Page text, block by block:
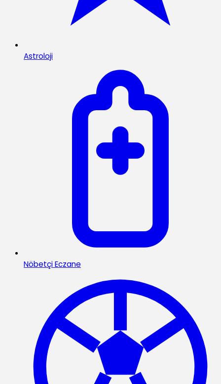
Astroloji
Nöbetçi Eczane